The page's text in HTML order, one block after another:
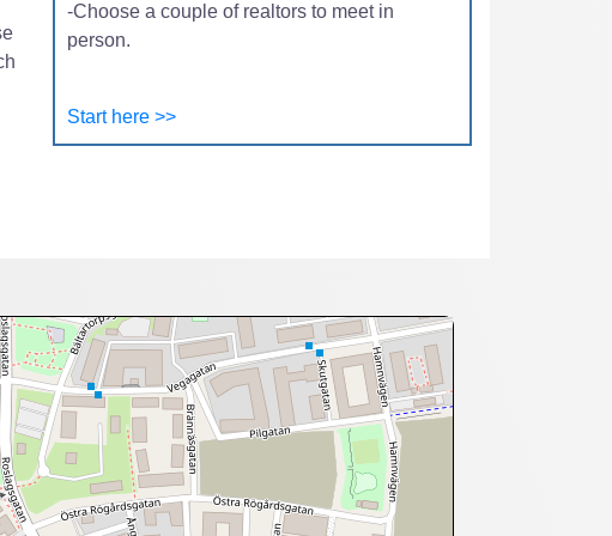
-Choose a couple of realtors to meet in
person.
Start here >>